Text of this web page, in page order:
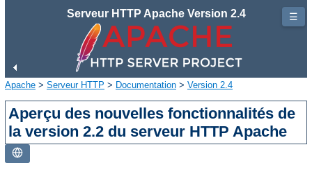
Serveur HTTP Apache Version 2.4
Apache > Serveur HTTP > Documentation > Version 2.4
Aperçu des nouvelles fonctionnalités de
la version 2.2 du serveur HTTP Apache
☰